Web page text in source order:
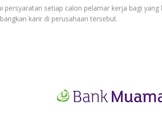
persyaratan setiap calon pelamar kerja bagi
karir di perusahaan tersebut.